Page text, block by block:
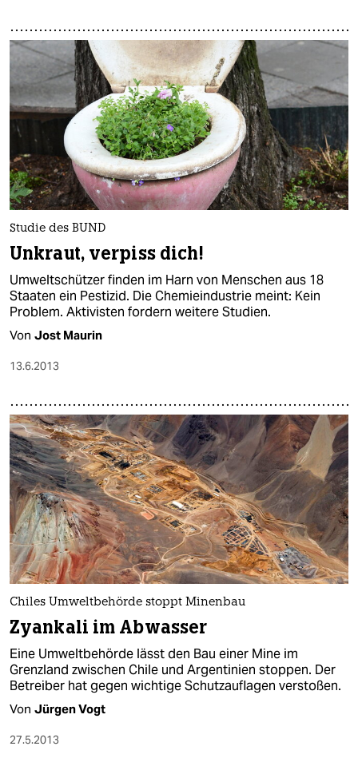
Studie des BUND
Unkraut, verpiss dich!
Umweltschützer finden im Harn von Menschen aus 18
Staaten ein Pestizid. Die Chemieindustrie meint: Kein
Problem. Aktivisten fordern weitere Studien.
Von Jost Maurin
13.6.2013
Chiles Umweltbehörde stoppt Minenbau
Zyankali im Abwasser
Eine Umweltbehörde lässt den Bau einer Mine im
Grenzland zwischen Chile und Argentinien stoppen. Der
Betreiber hat gegen wichtige Schutzauflagen verstoßen.
Von Jürgen Vogt
27.5.2013